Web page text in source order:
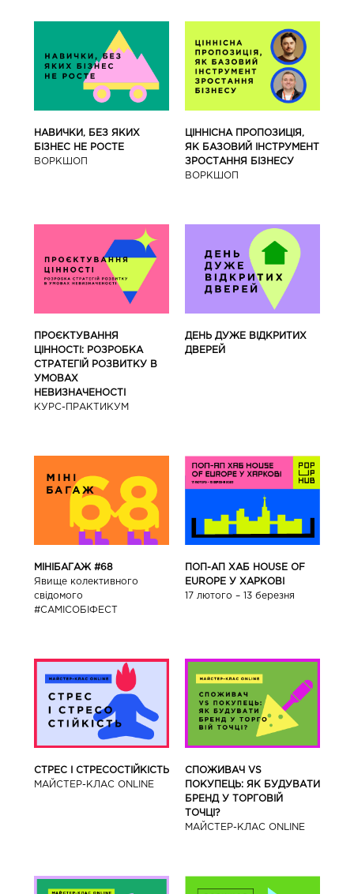
НАВИЧКИ, БЕЗ ЯКИХ
БІЗНЕС НЕ РОСТЕ
ВОРКШОП
ЦІННІСНА ПРОПОЗИЦІЯ,
ЯК БАЗОВИЙ ІНСТРУМЕНТ
ЗРОСТАННЯ БІЗНЕСУ
ВОРКШОП
ПРОЄКТУВАННЯ
ЦІННОСТІ: РОЗРОБКА
СТРАТЕГІЙ РОЗВИТКУ В
УМОВАХ
НЕВИЗНАЧЕНОСТІ
КУРС-ПРАКТИКУМ
ДЕНЬ ДУЖЕ ВІДКРИТИХ
ДВЕРЕЙ
МІНІБАГАЖ #68
Явище колективного
свідомого
#САМІСОБІФЕСТ
ПОП-АП ХАБ HOUSE OF
EUROPE У ХАРКОВІ
17 лютого – 13 березня
СТРЕС І СТРЕСОСТІЙКІСТЬ
МАЙСТЕР-КЛАС ONLINE
СПОЖИВАЧ VS
ПОКУПЕЦЬ: ЯК БУДУВАТИ
БРЕНД У ТОРГОВІЙ
ТОЧЦІ?
МАЙСТЕР-КЛАС ONLINE